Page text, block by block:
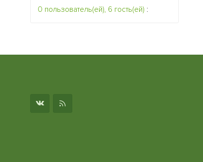
0 пользователь(ей), 6 гость(ей) :